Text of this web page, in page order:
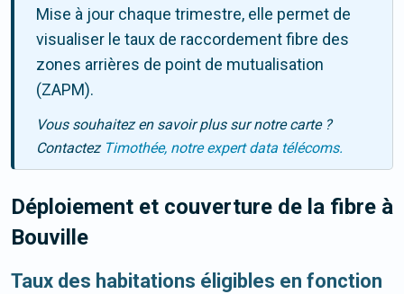
Mise à jour chaque trimestre, elle permet de
visualiser le taux de raccordement fibre des
zones arrières de point de mutualisation
(ZAPM).
Vous souhaitez en savoir plus sur notre carte ?
Contactez Timothée, notre expert data télécoms.
Déploiement et couverture de la fibre à
Bouville
Taux des habitations éligibles en fonction